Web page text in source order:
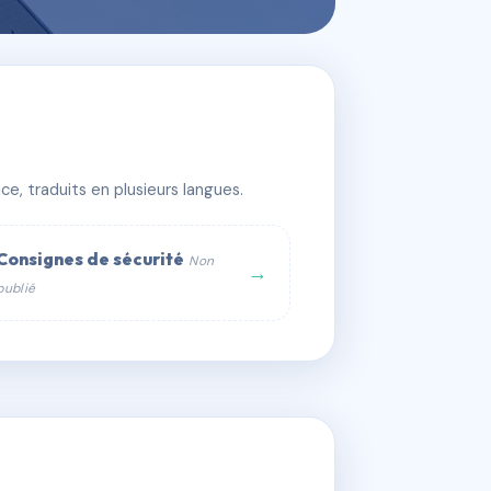
traduits en plusieurs langues.
de sécurité Non
→